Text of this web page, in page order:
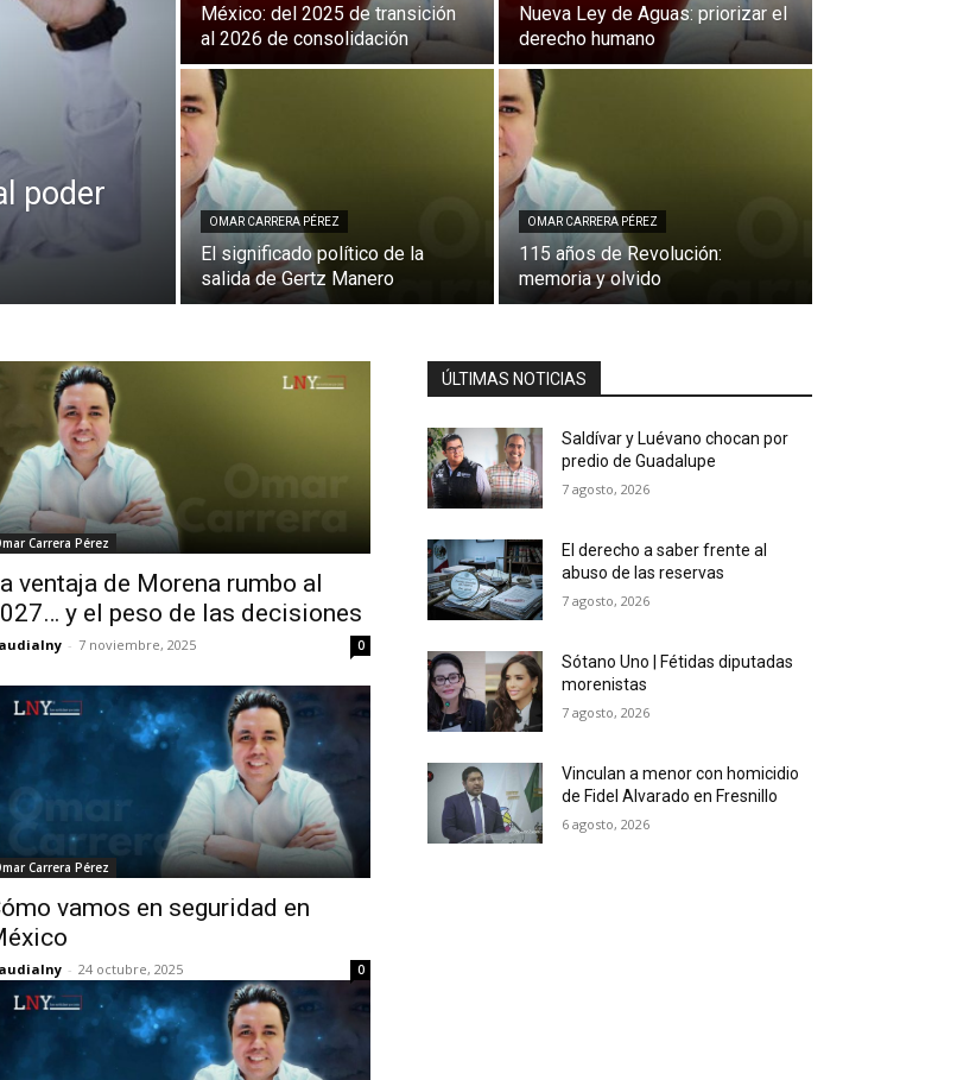
poder
México: del 2025 de transición
al 2026 de consolidación
Nueva Ley de Aguas: priorizar el
derecho humano
OMAR CARRERA PÉREZ
El significado político de la
salida de Gertz Manero
OMAR CARRERA PÉREZ
115 años de Revolución:
memoria y olvido
Carrera Pérez
ventaja de Morena rumbo al
y el peso de las decisiones
- 7 noviembre, 2025 0
Carrera Pérez
vamos en seguridad en
- 24 octubre, 2025 0
ÚLTIMAS NOTICIAS
Saldívar y Luévano chocan por
predio de Guadalupe
7 agosto, 2026
El derecho a saber frente al
abuso de las reservas
7 agosto, 2026
Sótano Uno | Fétidas diputadas
morenistas
7 agosto, 2026
Vinculan a menor con homicidio
de Fidel Alvarado en Fresnillo
6 agosto, 2026